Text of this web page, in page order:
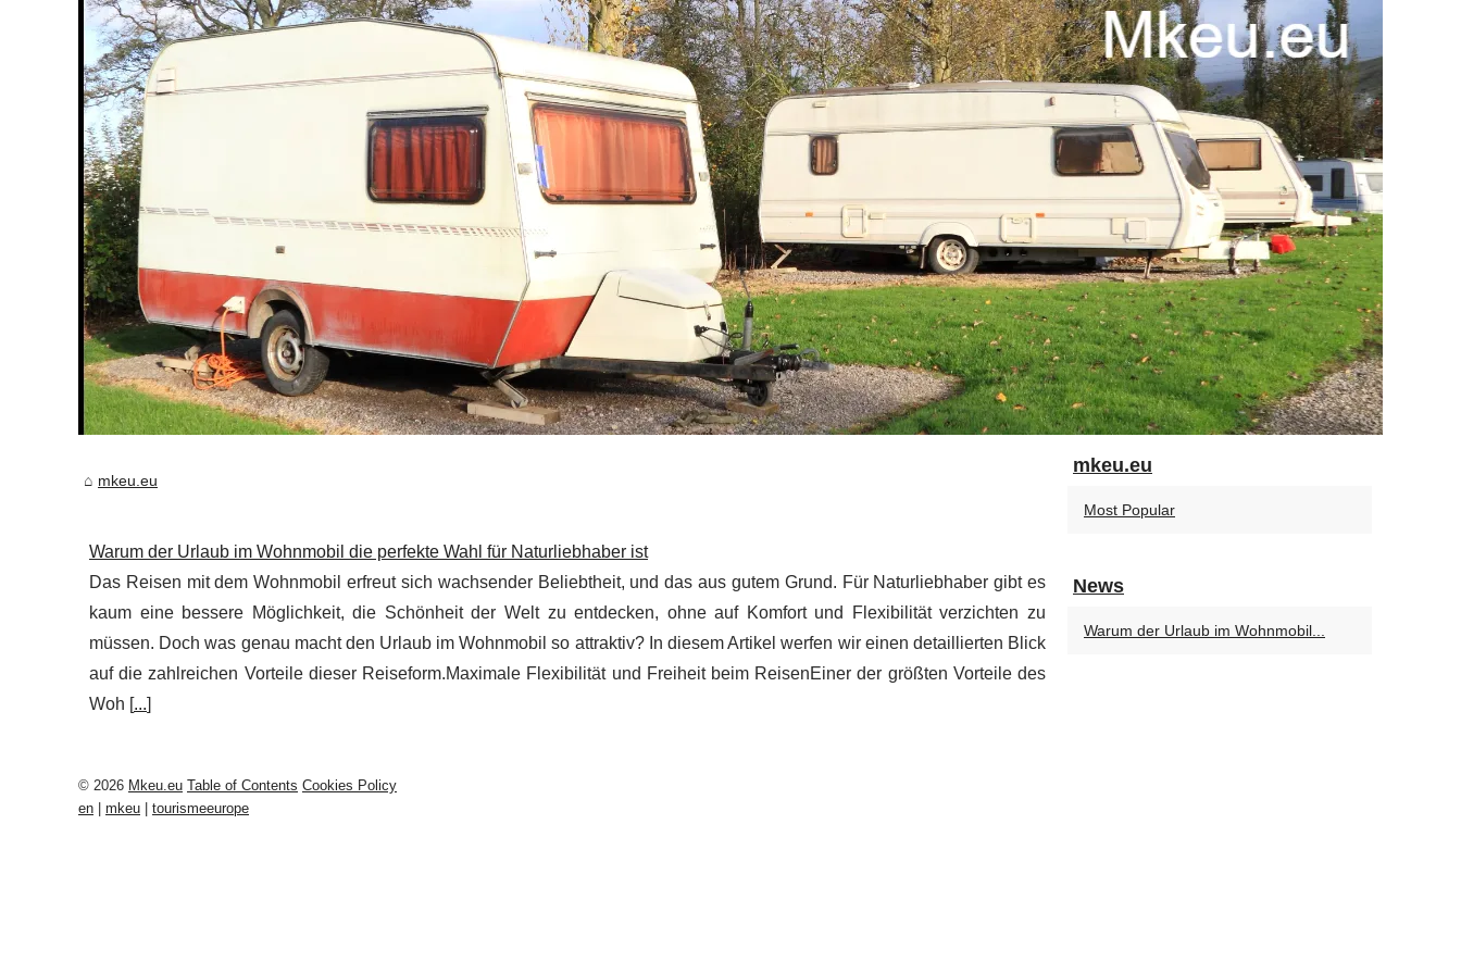
mkeu.eu
Warum der Urlaub im Wohnmobil die perfekte Wahl für Naturliebhaber ist
Das Reisen mit dem Wohnmobil erfreut sich wachsender Beliebtheit, und das aus gutem Grund. Für Naturliebhaber gibt es
kaum eine bessere Möglichkeit, die Schönheit der Welt zu entdecken, ohne auf Komfort und Flexibilität verzichten zu
müssen. Doch was genau macht den Urlaub im Wohnmobil so attraktiv? In diesem Artikel werfen wir einen detaillierten Blick
auf die zahlreichen Vorteile dieser Reiseform.Maximale Flexibilität und Freiheit beim ReisenEiner der größten Vorteile des
Woh [...]
mkeu.eu
Most Popular
News
Warum der Urlaub im Wohnmobil...
© 2026 Mkeu.eu Table of Contents Cookies Policy
en
mkeu tourismeeurope